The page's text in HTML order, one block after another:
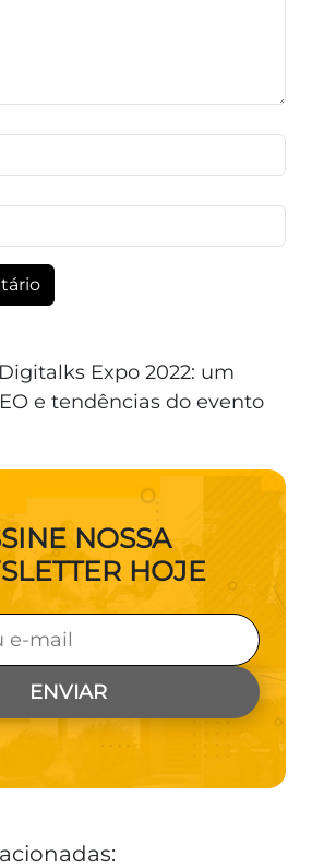
Digitalks Expo 2022: um
e tendências do evento
NOSSA
HOJE